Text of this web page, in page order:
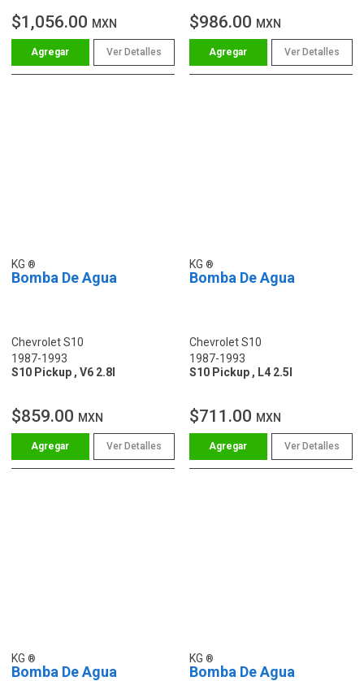
$1,056.00 MXN
Ver Detalles
$986.00 MXN
Ver Detalles
KG
Bomba De Agua
Chevrolet S10
1987-1993
S10 Pickup , V6 2.8l
$859.00 MXN
Ver Detalles
KG
Bomba De Agua
Chevrolet S10
1987-1993
S10 Pickup , L4 2.5l
$711.00 MXN
Ver Detalles
KG
Bomba De Agua
KG
Bomba De Agua